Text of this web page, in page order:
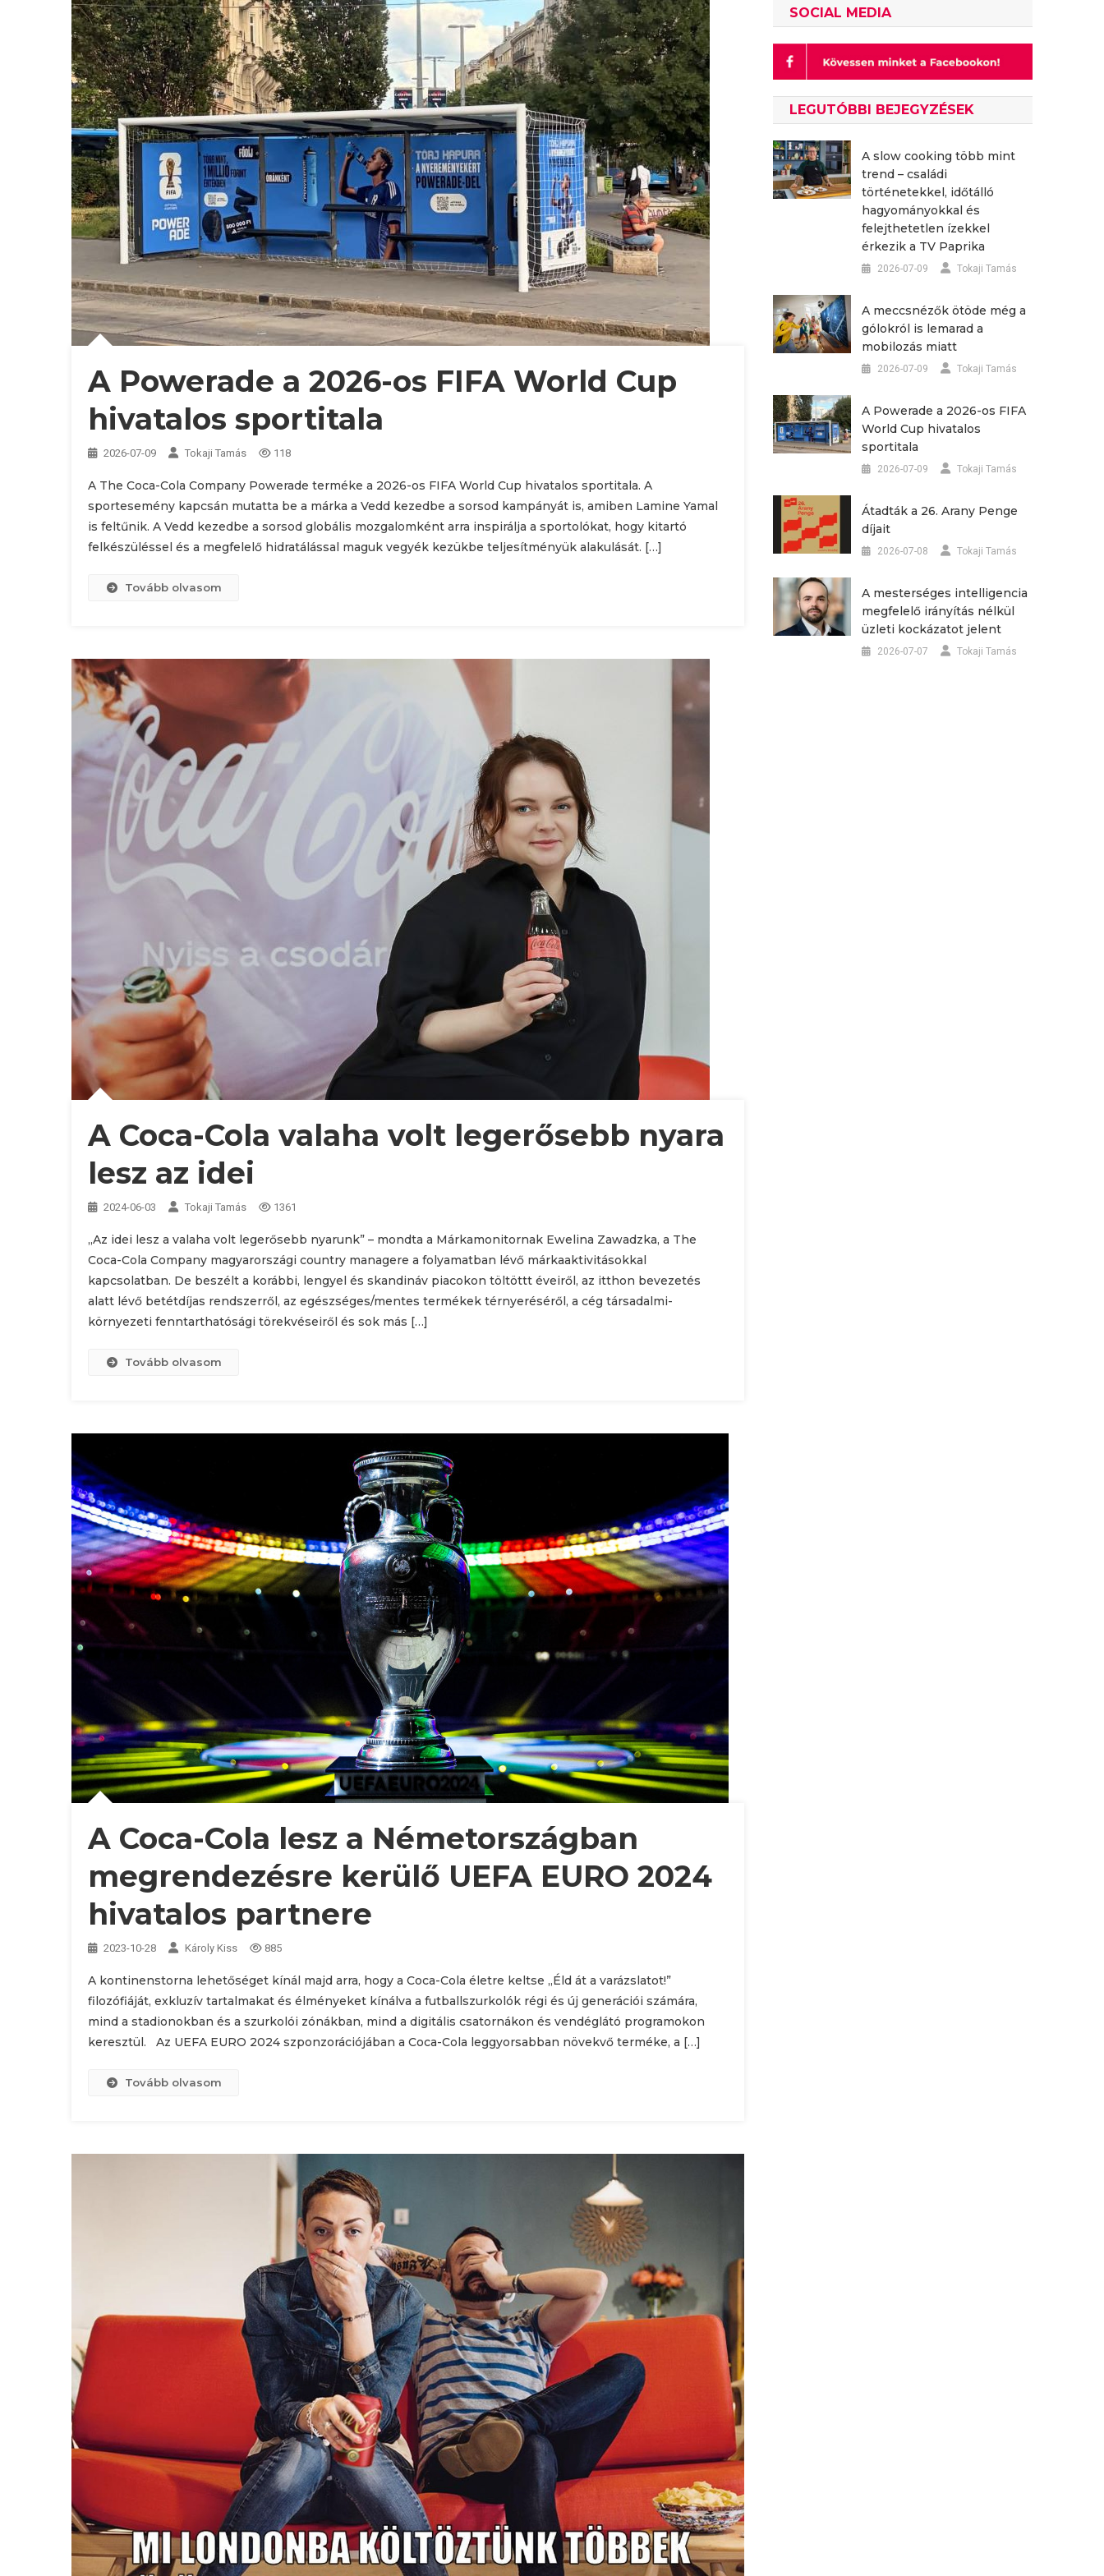
A Powerade a 2026-os FIFA World Cup
hivatalos sportitala
2026-07-09 Tokaji Tamás 118
A The Coca-Cola Company Powerade terméke a 2026-os FIFA World Cup hivatalos sportitala. A
sportesemény kapcsán mutatta be a márka a Vedd kezedbe a sorsod kampányát is, amiben Lamine Yamal
is feltűnik. A Vedd kezedbe a sorsod globális mozgalomként arra inspirálja a sportolókat, hogy kitartó
felkészüléssel és a megfelelő hidratálással maguk vegyék kezükbe teljesítményük alakulását. […]
Tovább olvasom
A Coca-Cola valaha volt legerősebb nyara
lesz az idei
2024-06-03 Tokaji Tamás 1361
„Az idei lesz a valaha volt legerősebb nyarunk” – mondta a Márkamonitornak Ewelina Zawadzka, a The
Coca-Cola Company magyarországi country managere a folyamatban lévő márkaaktivitásokkal
kapcsolatban. De beszélt a korábbi, lengyel és skandináv piacokon töltöttt éveiről, az itthon bevezetés
alatt lévő betétdíjas rendszerről, az egészséges/mentes termékek térnyeréséről, a cég társadalmi-
környezeti fenntarthatósági törekvéseiről és sok más […]
Tovább olvasom
A Coca-Cola lesz a Németországban
megrendezésre kerülő UEFA EURO 2024
hivatalos partnere
2023-10-28 Károly Kiss 885
A kontinenstorna lehetőséget kínál majd arra, hogy a Coca-Cola életre keltse „Éld át a varázslatot!”
filozófiáját, exkluzív tartalmakat és élményeket kínálva a futballszurkolók régi és új generációi számára,
mind a stadionokban és a szurkolói zónákban, mind a digitális csatornákon és vendéglátó programokon
keresztül. Az UEFA EURO 2024 szponzorációjában a Coca-Cola leggyorsabban növekvő terméke, a […]
Tovább olvasom
SOCIAL MEDIA
LEGUTÓBBI BEJEGYZÉSEK
A slow cooking több mint
trend – családi
történetekkel, időtálló
hagyományokkal és
felejthetetlen ízekkel
érkezik a TV Paprika
2026-07-09 Tokaji Tamás
A meccsnézők ötöde még a
gólokról is lemarad a
mobilozás miatt
2026-07-09 Tokaji Tamás
A Powerade a 2026-os FIFA
World Cup hivatalos
sportitala
2026-07-09 Tokaji Tamás
Átadták a 26. Arany Penge
díjait
2026-07-08 Tokaji Tamás
A mesterséges intelligencia
megfelelő irányítás nélkül
üzleti kockázatot jelent
2026-07-07 Tokaji Tamás